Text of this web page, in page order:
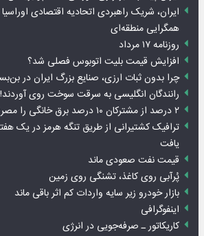
ایران، شریک راهبردی اتحادیه اقتصادی
همگرایی منطقه‌ای
روزنامه ۱۷ مرداد
افزایش قیمت بلیت اتوبوس فصلی شد؟
چرا بدون ثبات ارزی، صنایع بزرگ ایران در
رانندگان انگلیسی به سرقت سوخت روی آوردند!
۲ درصد از مشترکان ۱۰ درصد برق خانگی را مصرف می‌کنند!
یافت
قیمت نفت صعودی ماند
پُرآبی روی کاغذ، تشنگی روی زمین
بازار خودرو زیر سایه واردات کم اثر باقی ماند
اینفوگرافی
کاریکاتور ـ صرفه‌جویی در انرژی